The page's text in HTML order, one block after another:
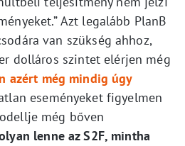
Azt legalább PlanB
van szükség ahhoz,
dolláros szintet elérjen még
azért még mindig úgy
eseményeket figyelmen
még bőven
lenne az S2F, mintha